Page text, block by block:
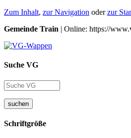
Zum Inhalt, zur Navigation oderzur
Gemeinde Train | Online: https://
Suche VG
suchen
Schriftgröße